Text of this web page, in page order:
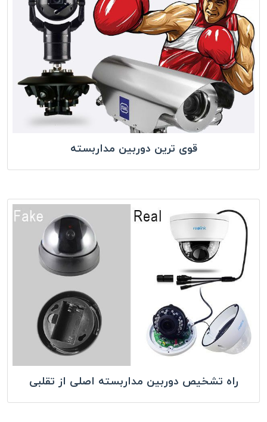
قوی ترین دوربین مداربسته
راه تشخیص دوربین مداربسته اصلی از تقلبی